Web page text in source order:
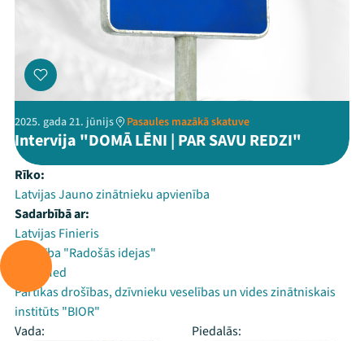
2025. gada 21. jūnijs Pasaules mazākā skatuve
Intervija "DOMĀ LĒNI | PAR SAVU REDZI"
Rīko:
Latvijas Jauno zinātnieku apvienība
Sadarbībā ar:
Latvijas Finieris
Biedrība "Radošās idejas"
AstraMed
Pārtikas drošības, dzīvnieku veselības un vides zinātniskais
institūts "BIOR"
Vada:
Piedalās: